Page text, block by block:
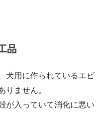
品
犬用に作られているエビ
りません。
が入っていて消化に悪い